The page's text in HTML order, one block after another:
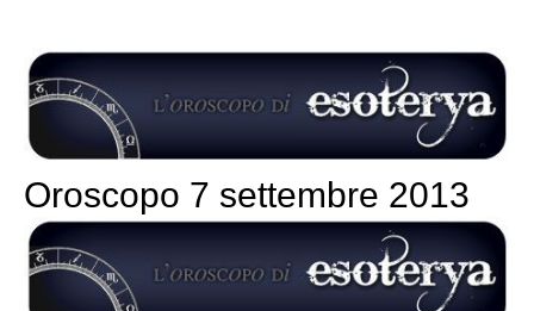
Oroscopo 7 settembre 2013